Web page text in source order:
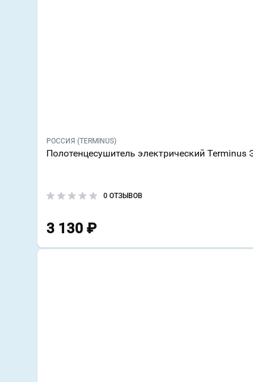
РОССИЯ (TERMINUS)
Полотенцесушитель электрический
0 ОТЗЫВОВ
3 130 ₽